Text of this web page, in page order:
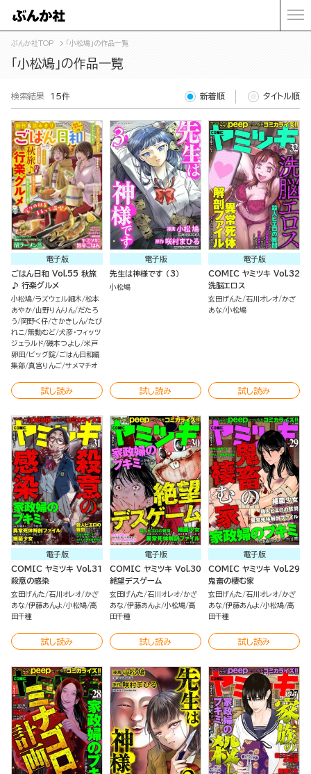
ぶんか社TOP 「小松鳩」の作品一覧
「小松鳩」の作品一覧
検索結果 15件 新着順 タイトル順
電子版
ごはん日和 Vol.55 秋旅
♪ 行楽グルメ
小松鳩 ラズウェル細木 松本
あやか 山野りんりん だたろ
う
岡野く仔 さかきしん たび
れこ 無動むど 犬彦・フィッツ
ジェラルド 磯本つよし 米戸
卵田
ビッグ錠 ごはん日和編
集部 真宮りんご サメマチオ
試し読み
電子版
先生は神様です （3）
小松鳩
試し読み
電子版
COMIC ヤミツキ Vol.32
洗脳エロス
玄田げんた 石川オレオ かざ
あな 小松鳩
試し読み
電子版
COMIC ヤミツキ Vol.31
殺意の感染
玄田げんた 石川オレオ かざ
あな 伊藤あんよ 小松鳩 高
田千種
試し読み
電子版
COMIC ヤミツキ Vol.30
絶望デスゲーム
玄田げんた 石川オレオ かざ
あな 伊藤あんよ 小松鳩 高
田千種
試し読み
電子版
COMIC ヤミツキ Vol.29
鬼畜の棲む家
玄田げんた 石川オレオ かざ
あな 伊藤あんよ 小松鳩 高
田千種
試し読み